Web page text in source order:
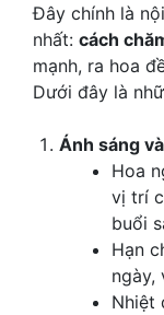
Đây chính là
nhất: cách
mạnh, ra hoa
Dưới đây là
Ánh sáng
Hoa
vị trí
buổi
Hạn
ngày,
Nhiệt